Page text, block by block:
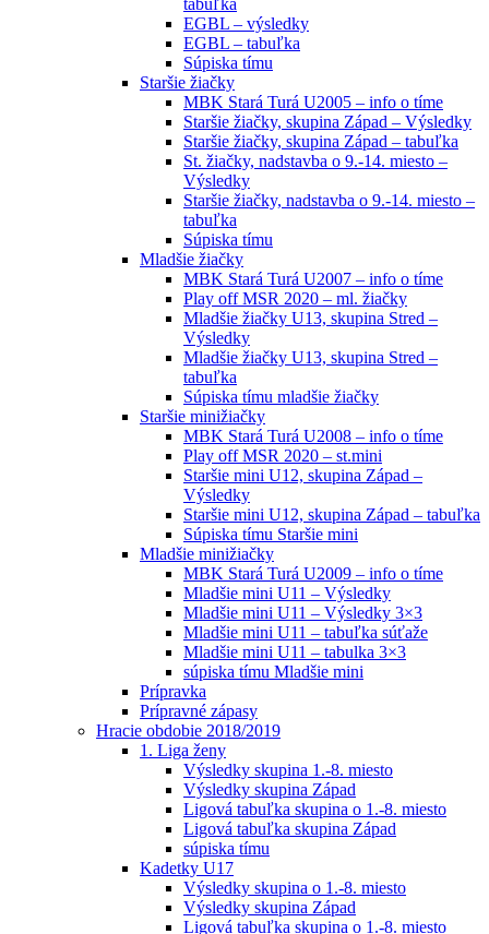
EGBL – výsledky
EGBL – tabuľka
Súpiska tímu
Staršie žiačky
MBK Stará Turá U2005 – info o tíme
Staršie žiačky, skupina Západ – Výsledky
Staršie žiačky, skupina Západ – tabuľka
St. žiačky, nadstavba o 9.-14. miesto –
Výsledky
Staršie žiačky, nadstavba o 9.-14. miesto –
tabuľka
Súpiska tímu
Mladšie žiačky
MBK Stará Turá U2007 – info o tíme
Play off MSR 2020 – ml. žiačky
Mladšie žiačky U13, skupina Stred –
Výsledky
Mladšie žiačky U13, skupina Stred –
tabuľka
Súpiska tímu mladšie žiačky
Staršie minižiačky
MBK Stará Turá U2008 – info o tíme
Play off MSR 2020 – st.mini
Staršie mini U12, skupina Západ –
Výsledky
Staršie mini U12, skupina Západ – tabuľka
Súpiska tímu Staršie mini
Mladšie minižiačky
MBK Stará Turá U2009 – info o tíme
Mladšie mini U11 – Výsledky
Mladšie mini U11 – Výsledky 3×3
Mladšie mini U11 – tabuľka súťaže
Mladšie mini U11 – tabulka 3×3
súpiska tímu Mladšie mini
Prípravka
Prípravné zápasy
Hracie obdobie 2018/2019
1. Liga ženy
Výsledky skupina 1.-8. miesto
Výsledky skupina Západ
Ligová tabuľka skupina o 1.-8. miesto
Ligová tabuľka skupina Západ
súpiska tímu
Kadetky U17
Výsledky skupina o 1.-8. miesto
Výsledky skupina Západ
Ligová tabuľka skupina o 1.-8. miesto